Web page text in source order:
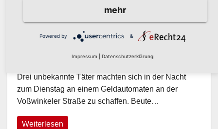
Versuchte Automatensprengung
in Voßwinkel
Drei unbekannte Täter machten sich in der Nacht
zum Dienstag an einem Geldautomaten an der
Voßwinkeler Straße zu schaffen. Beute…
Weiterlesen
mehr
Powered by &
Impressum Datenschutzerklärung